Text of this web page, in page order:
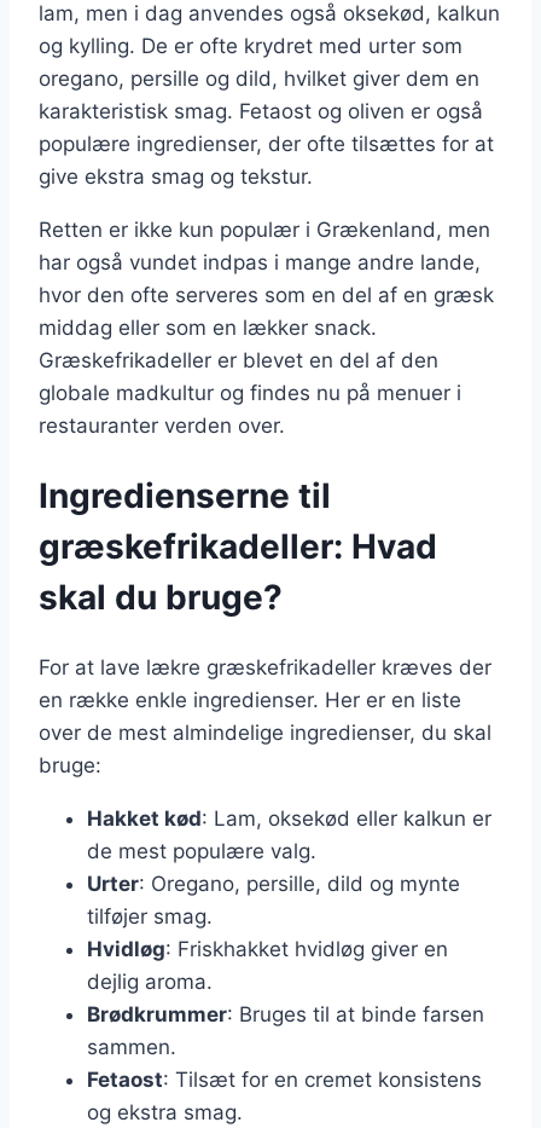
lam, men i dag anvendes også oksekød, kalkun
og kylling. De er ofte krydret med urter som
oregano, persille og dild, hvilket giver dem en
karakteristisk smag. Fetaost og oliven er også
populære ingredienser, der ofte tilsættes for at
give ekstra smag og tekstur.
Retten er ikke kun populær i Grækenland, men
har også vundet indpas i mange andre lande,
hvor den ofte serveres som en del af en græsk
middag eller som en lækker snack.
Græskefrikadeller er blevet en del af den
globale madkultur og findes nu på menuer i
restauranter verden over.
Ingredienserne til
græskefrikadeller: Hvad
skal du bruge?
For at lave lækre græskefrikadeller kræves der
en række enkle ingredienser. Her er en liste
over de mest almindelige ingredienser, du skal
bruge:
Hakket kød: Lam, oksekød eller kalkun er
de mest populære valg.
Urter: Oregano, persille, dild og mynte
tilføjer smag.
Hvidløg: Friskhakket hvidløg giver en
dejlig aroma.
Brødkrummer: Bruges til at binde farsen
sammen.
Fetaost: Tilsæt for en cremet konsistens
og ekstra smag.